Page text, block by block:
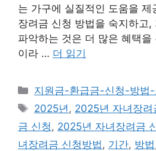
는 가구에 실질적인 도움을
장려금 신청 방법을 숙지하고,
파악하는 것은 더 많은 혜택을
이라 … 더 읽기
카
테
리
지원금-환급금-신청-방법
태
그
2025년, 2025년 자녀장려
금 신청, 2025년 자녀장려금
녀장려금 신청방법, 기간, 방법